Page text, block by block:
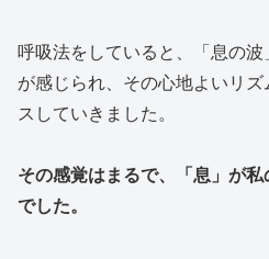
呼吸法をしていると、「息の
が感じられ、その心地よいリ
スしていきました。
その感覚はまるで、「息」が
でした。